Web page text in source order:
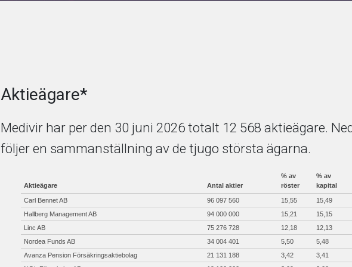
Aktieägare*
Medivir har per den 30 juni 2026 totalt 12 568 aktieägare.
följer en sammanställning av de tjugo största ägarna.
Aktieägare Antal aktier
% av
röster
% av
kapital
Carl Bennet AB 96 097 560 15,55
15,49
Hallberg Management AB
94 000 000 15,21
15,15
Linc AB
75 276 728 12,18
12,13
Nordea Funds AB
34 004 401 5,50
5,48
Avanza Pension Försäkringsaktiebolag 21 131 188 3,42
3,41